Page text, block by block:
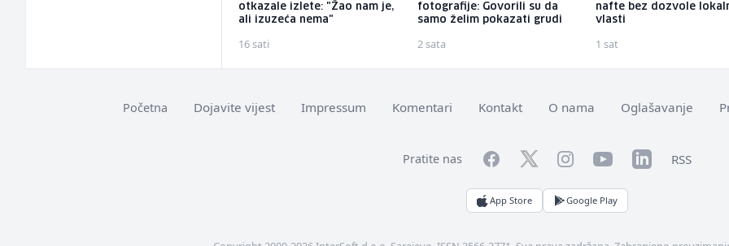
otkazale izlete: "Žao nam je,
ali izuzeća nema"
16 sati
fotografije: Govorili su da
samo želim pokazati grudi
2 sata
nafte bez dozvole
vlasti
1 sat
Početna Dojavite vijest Impressum Komentari Kontakt O nama Oglašavanje
Pratite nas FacebookTwitterInstagramYouTubeLinkedInRSS
App Store Google Play